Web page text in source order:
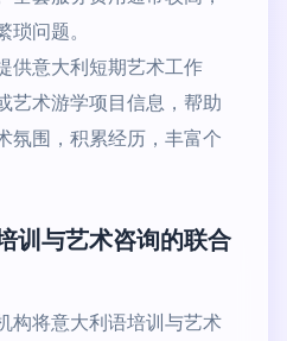
问题。
供意大利短期艺术工作
艺术游学项目信息，帮助
氛围，积累经历，丰富个
训与艺术咨询的联合
构将意大利语培训与艺术